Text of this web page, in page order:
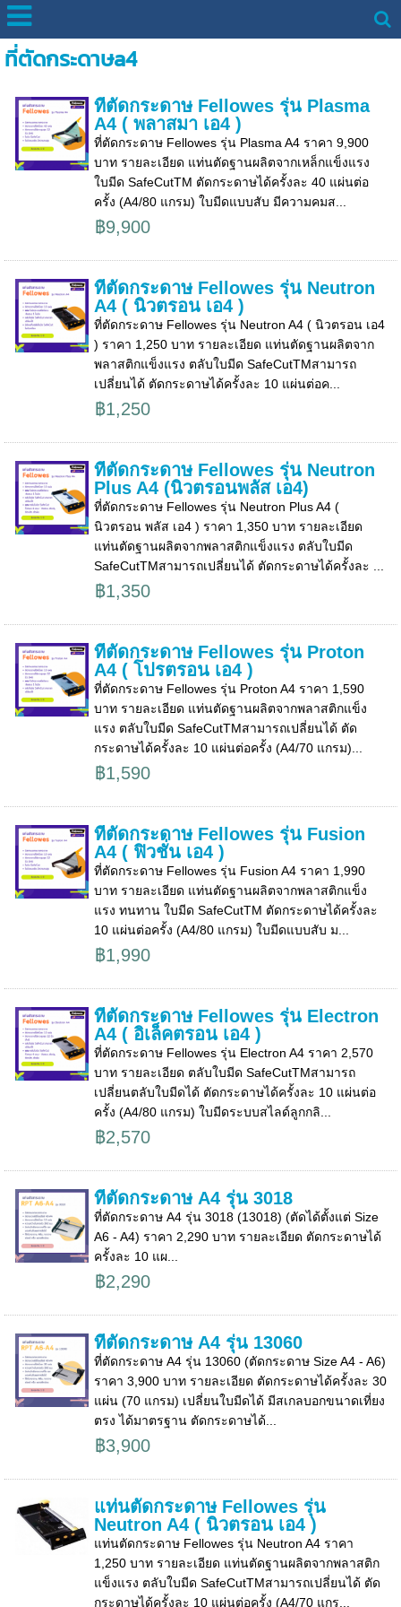
ที่ตัดกระดาษa4
ที่ตัดกระดาษ Fellowes รุ่น Plasma
A4 ( พลาสมา เอ4 )
ที่ตัดกระดาษ Fellowes รุ่น Plasma A4 ราคา 9,900
บาท รายละเอียด แท่นตัดฐานผลิตจากเหล็กแข็งแรง
ใบมีด SafeCutTM ตัดกระดาษได้ครั้งละ 40 แผ่นต่อ
ครั้ง (A4/80 แกรม) ใบมีดแบบสับ มีความคมส...
฿9,900
ที่ตัดกระดาษ Fellowes รุ่น Neutron
A4 ( นิวตรอน เอ4 )
ที่ตัดกระดาษ Fellowes รุ่น Neutron A4 ( นิวตรอน เอ4
) ราคา 1,250 บาท รายละเอียด แท่นตัดฐานผลิตจาก
พลาสติกแข็งแรง ตลับใบมีด SafeCutTMสามารถ
เปลี่ยนได้ ตัดกระดาษได้ครั้งละ 10 แผ่นต่อค...
฿1,250
ที่ตัดกระดาษ Fellowes รุ่น Neutron
Plus A4 (นิวตรอนพลัส เอ4)
ที่ตัดกระดาษ Fellowes รุ่น Neutron Plus A4 (
นิวตรอน พลัส เอ4 ) ราคา 1,350 บาท รายละเอียด
แท่นตัดฐานผลิตจากพลาสติกแข็งแรง ตลับใบมีด
SafeCutTMสามารถเปลี่ยนได้ ตัดกระดาษได้ครั้งละ ...
฿1,350
ที่ตัดกระดาษ Fellowes รุ่น Proton
A4 ( โปรตรอน เอ4 )
ที่ตัดกระดาษ Fellowes รุ่น Proton A4 ราคา 1,590
บาท รายละเอียด แท่นตัดฐานผลิตจากพลาสติกแข็ง
แรง ตลับใบมีด SafeCutTMสามารถเปลี่ยนได้ ตัด
กระดาษได้ครั้งละ 10 แผ่นต่อครั้ง (A4/70 แกรม)...
฿1,590
ที่ตัดกระดาษ Fellowes รุ่น Fusion
A4 ( ฟิวชั่น เอ4 )
ที่ตัดกระดาษ Fellowes รุ่น Fusion A4 ราคา 1,990
บาท รายละเอียด แท่นตัดฐานผลิตจากพลาสติกแข็ง
แรง ทนทาน ใบมีด SafeCutTM ตัดกระดาษได้ครั้งละ
10 แผ่นต่อครั้ง (A4/80 แกรม) ใบมีดแบบสับ ม...
฿1,990
ที่ตัดกระดาษ Fellowes รุ่น Electron
A4 ( อิเล็คตรอน เอ4 )
ที่ตัดกระดาษ Fellowes รุ่น Electron A4 ราคา 2,570
บาท รายละเอียด ตลับใบมีด SafeCutTMสามารถ
เปลี่ยนตลับใบมีดได้ ตัดกระดาษได้ครั้งละ 10 แผ่นต่อ
ครั้ง (A4/80 แกรม) ใบมีดระบบสไลด์ลูกกลิ...
฿2,570
ที่ตัดกระดาษ A4 รุ่น 3018
ที่ตัดกระดาษ A4 รุ่น 3018 (13018) (ตัดได้ตั้งแต่ Size
A6 - A4) ราคา 2,290 บาท รายละเอียด ตัดกระดาษได้
ครั้งละ 10 แผ...
฿2,290
ที่ตัดกระดาษ A4 รุ่น 13060
ที่ตัดกระดาษ A4 รุ่น 13060 (ตัดกระดาษ Size A4 - A6)
ราคา 3,900 บาท รายละเอียด ตัดกระดาษได้ครั้งละ 30
แผ่น (70 แกรม) เปลี่ยนใบมีดได้ มีสเกลบอกขนาดเที่ยง
ตรง ได้มาตรฐาน ตัดกระดาษได้...
฿3,900
แท่นตัดกระดาษ Fellowes รุ่น
Neutron A4 ( นิวตรอน เอ4 )
แท่นตัดกระดาษ Fellowes รุ่น Neutron A4 ราคา
1,250 บาท รายละเอียด แท่นตัดฐานผลิตจากพลาสติก
แข็งแรง ตลับใบมีด SafeCutTMสามารถเปลี่ยนได้ ตัด
กระดาษได้ครั้งละ 10 แผ่นต่อครั้ง (A4/70 แกร...